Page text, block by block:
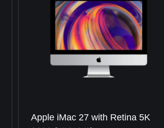
Apple iMac 27 with Retina 5K